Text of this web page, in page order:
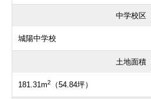
中学校区
城陽中学校
土地面積
181.31m2 （54.84坪）